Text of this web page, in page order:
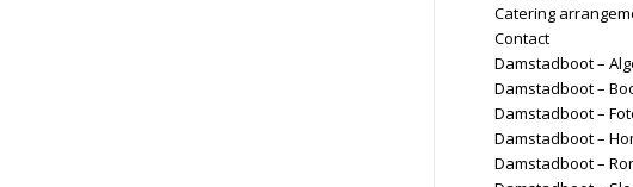
Catering
Contact
Damstadboot –
Damstadboot –
Damstadboot –
Damstadboot –
Damstadboot –